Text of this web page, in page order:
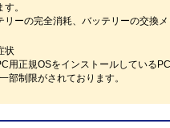
。
ーの完全消耗、バッテリーの交換
状
用正規OSをインストールしている
部制限がされております。